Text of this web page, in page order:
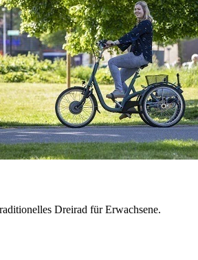
Dreirad für Erwachsene.